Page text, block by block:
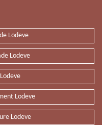
Lodeve
Lodeve
Lodeve
Lodeve